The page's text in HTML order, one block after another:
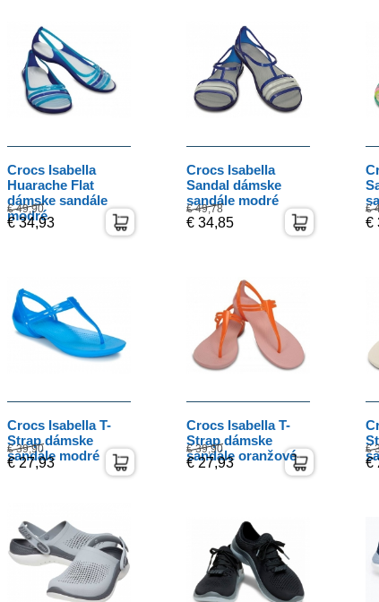
Crocs Isabella
Huarache Flat
dámske sandále
modré
€ 49,90
€ 34,93
Crocs Isabella
Sandal dámske
sandále modré
€ 49,78
€ 34,85
€
€
Crocs Isabella T-
Strap dámske
sandále modré
€ 39,90
€ 27,93
Crocs Isabella T-
Strap dámske
sandále oranžové
€ 39,90
€ 27,93
€
€